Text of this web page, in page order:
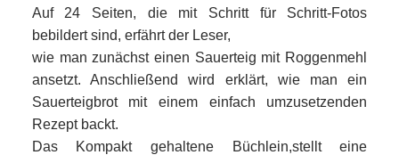
Auf 24 Seiten, die mit Schritt für Schritt-Fotos
bebildert sind, erfährt der Leser,
wie man zunächst einen Sauerteig mit Roggenmehl
ansetzt. Anschließend wird erklärt, wie man ein
Sauerteigbrot mit einem einfach umzusetzenden
Rezept backt.
Das Kompakt gehaltene Büchlein,stellt eine